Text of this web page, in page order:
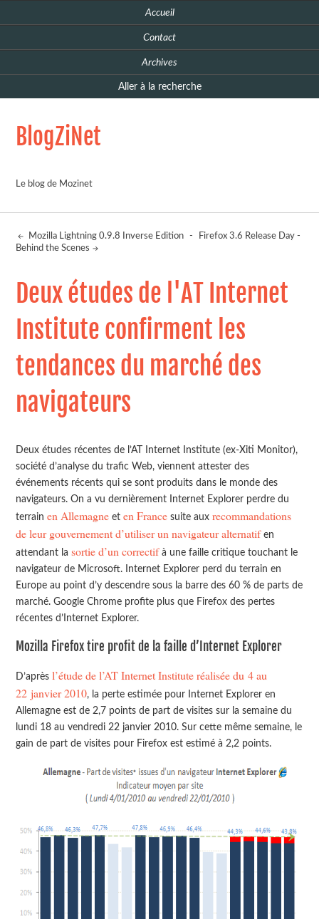
Accueil
Contact
Archives
Aller à la recherche
BlogZiNet
Le blog de Mozinet
Mozilla Lightning 0.9.8 Inverse Edition -
Firefox 3.6 Release Day -
Behind the Scenes
Deux études de l'AT Internet
Institute confirment les
tendances du marché des
navigateurs
Deux études récentes de l’AT Internet Institute (ex-Xiti Monitor),
société d’analyse du trafic Web, viennent attester des
événements récents qui se sont produits dans le monde des
navigateurs. On a vu dernièrement Internet Explorer perdre du
terrainen Allemagne eten France suite auxrecommandations
de leur gouvernement d’utiliser un navigateur alternatifen
attendant lasortie d’un correctifà une faille critique touchant le
navigateur de Microsoft. Internet Explorer perd du terrain en
Europe au point d’y descendre sous la barre des 60 % de parts de
marché. Google Chrome profite plus que Firefox des pertes
récentes d’Internet Explorer.
Mozilla Firefox tire profit de la faille d’Internet Explorer
D’aprèsl’étude de l’AT Internet Institute réalisée du 4 au
22 janvier 2010, la perte estimée pour Internet Explorer en
Allemagne est de 2,7 points de part de visites sur la semaine du
lundi 18 au vendredi 22 janvier 2010. Sur cette même semaine, le
gain de part de visites pour Firefox est estimé à 2,2 points.